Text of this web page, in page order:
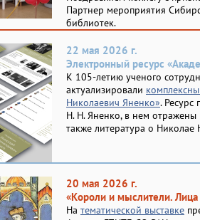
Партнер мероприятия
библиотек.
22 мая 2026 г.
Электронный ресурс
К 105-летию ученого
актуализировали
Николаевич Яненко». Ресурс
Н. Н. Яненко, в нем отражены
также литература о Николае
20 мая 2026 г.
«Короли и мыслители.
На тематической выставке